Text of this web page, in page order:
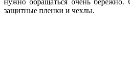
нужно обращаться очень бережно.
защитные пленки и чехлы.